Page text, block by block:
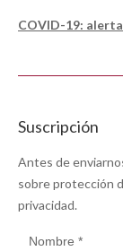
COVID-19:
Suscripción
Antes de
sobre protección
privacidad.
Nombre *